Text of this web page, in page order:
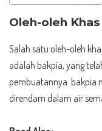
Oleh-oleh
Salah satu oleh-oleh
adalah bakpia, yang
pembuatannya bakpia
direndam dalam air